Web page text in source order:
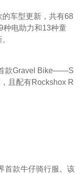
车型更新，共有68
种电助力和13种童
款Gravel Bike——S
且配有Rockshox R
首款牛仔骑行服。该